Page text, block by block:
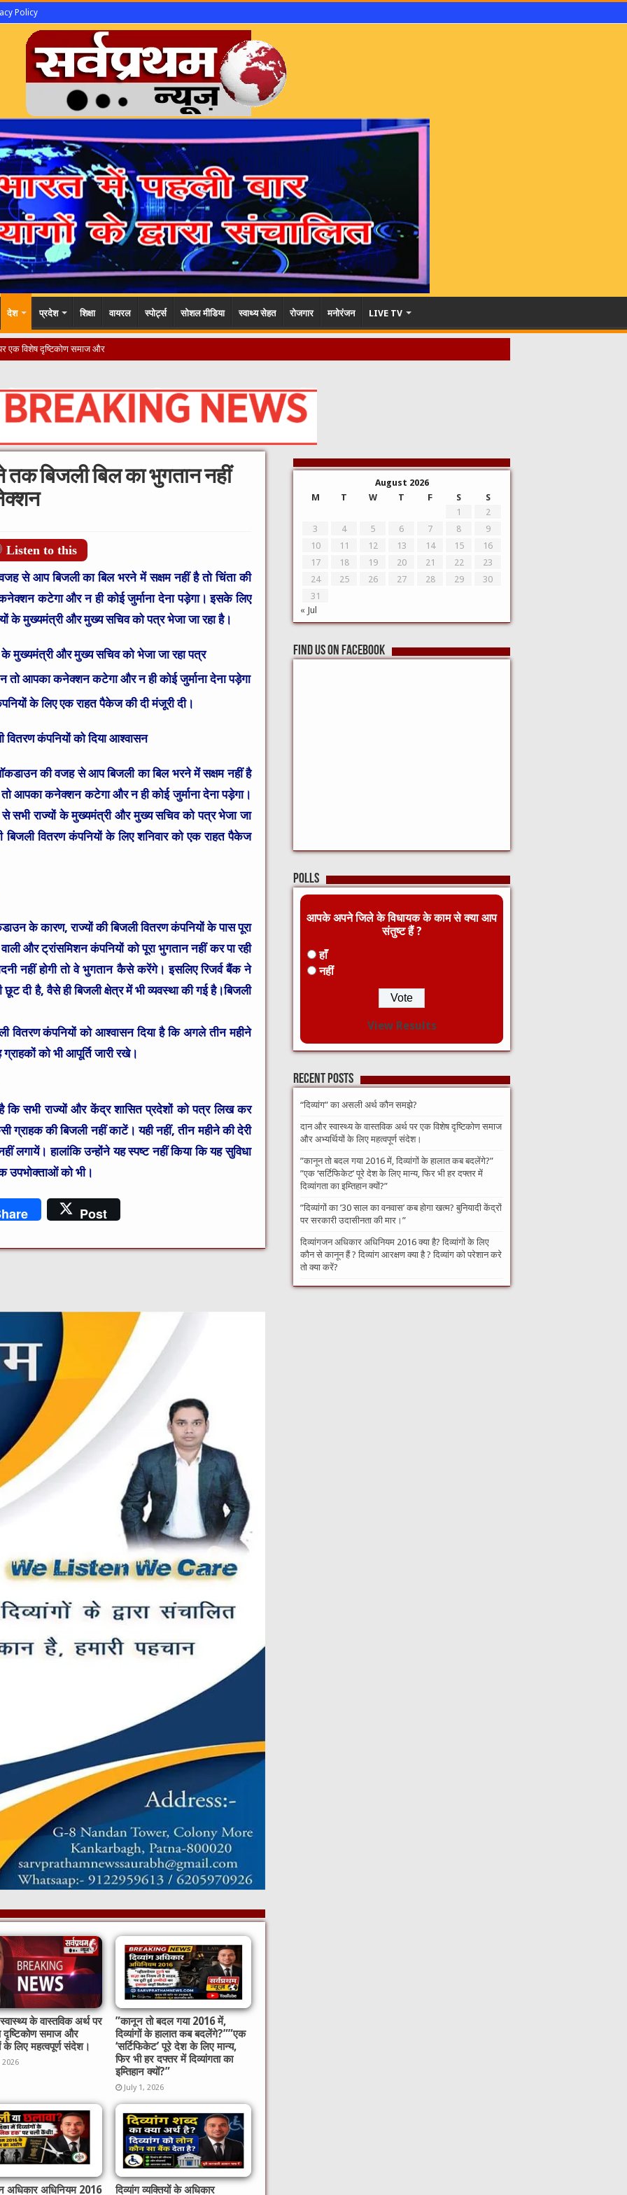
Policy
देश प्रदेश शिक्षा वायरल स्पोर्ट्स सोशल मीडिया स्वाथ्य सेहत रोजगार मनोरंजन LIVE TV
तक बिजली बिल का भुगतान नहीं
Listen to this
से आप बिजली का बिल भरने में सक्षम नहीं है तो चिंता की
कटेगा और न ही कोई जुर्माना देना पड़ेगा। इसके लिए
के मुख्यमंत्री और मुख्य सचिव को पत्र भेजा जा रहा है।
मुख्यमंत्री और मुख्य सचिव को भेजा जा रहा पत्र
तो आपका कनेक्शन कटेगा और न ही कोई जुर्माना देना पड़ेगा
के लिए एक राहत पैकेज की दी मंजूरी दी।
वितरण कंपनियों को दिया आश्वासन
की वजह से आप बिजली का बिल भरने में सक्षम नहीं है
तो आपका कनेक्शन कटेगा और न ही कोई जुर्माना देना पड़ेगा।
सभी राज्यों के मुख्यमंत्री और मुख्य सचिव को पत्र भेजा जा
वितरण कंपनियों के लिए शनिवार को एक राहत पैकेज
के कारण, राज्यों की बिजली वितरण कंपनियों के पास पूरा
और ट्रांसमिशन कंपनियों को पूरा भुगतान नहीं कर पा रही
नहीं होगी तो वे भुगतान कैसे करेंगे। इसलिए रिजर्व बैंक ने
दी है, वैसे ही बिजली क्षेत्र में भी व्यवस्था की गई है।बिजली
वितरण कंपनियों को आश्वासन दिया है कि अगले तीन महीने
को भी आपूर्ति जारी रखे।
कि सभी राज्यों और केंद्र शासित प्रदेशों को पत्र लिख कर
ग्राहक की बिजली नहीं काटें। यही नहीं, तीन महीने की देरी
लगायें। हालांकि उन्होंने यह स्पष्ट नहीं किया कि यह सुविधा
उपभोक्ताओं को भी।
Post
के वास्तविक अर्थ पर
दृष्टिकोण समाज और
के लिए महत्वपूर्ण संदेश।
2026
​”कानून तो बदल गया 2016 में,
दिव्यांगों के हालात कब बदलेंगे?”​”एक
‘सर्टिफिकेट’ पूरे देश के लिए मान्य,
फिर भी हर दफ्तर में दिव्यांगता का
इम्तिहान क्यों?”
July 1, 2026
अधिकार अधिनियम 2016 दिव्यांग व्यक्तियों के अधिकार
August 2026
M
T W T F S
S
1
2
3
4 5 6 7 8
9
10
11 12 13 14 15
16
17
18 19 20 21 22
23
24
25 26 27 28 29
30
31
« Jul
Find us on Facebook
Polls
आपके अपने जिले के विधायक के काम से क्या आप
संतुष्ट हैं ?
हाँ
नहीं
View Results
Recent Posts
“दिव्यांग” का असली अर्थ कौन समझे?
दान और स्वास्थ्य के वास्तविक अर्थ पर एक विशेष दृष्टिकोण समाज
और अभ्यर्थियों के लिए महत्वपूर्ण संदेश।
​”कानून तो बदल गया 2016 में, दिव्यांगों के हालात कब बदलेंगे?”​
”एक ‘सर्टिफिकेट’ पूरे देश के लिए मान्य, फिर भी हर दफ्तर में
दिव्यांगता का इम्तिहान क्यों?”
​”दिव्यांगों का ’30 साल का वनवास’ कब होगा खत्म? बुनियादी केंद्रों
पर सरकारी उदासीनता की मार।”
दिव्यांगजन अधिकार अधिनियम 2016 क्या है? दिव्यांगों के लिए
कौन से कानून हैं ? दिव्यांग आरक्षण क्या है ? दिव्यांग को परेशान करे
तो क्या करें?